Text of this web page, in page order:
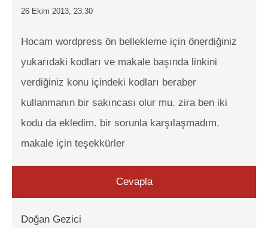
26 Ekim 2013, 23:30
Hocam wordpress ön bellekleme için önerdiğiniz
yukarıdaki kodları ve makale başında linkini
verdiğiniz konu içindeki kodları beraber
kullanmanın bir sakıncası olur mu. zira ben iki
kodu da ekledim. bir sorunla karşılaşmadım.
makale için teşekkürler
Cevapla
Doğan Gezici